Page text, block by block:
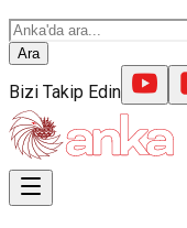
Ara
Bizi Takip Edin